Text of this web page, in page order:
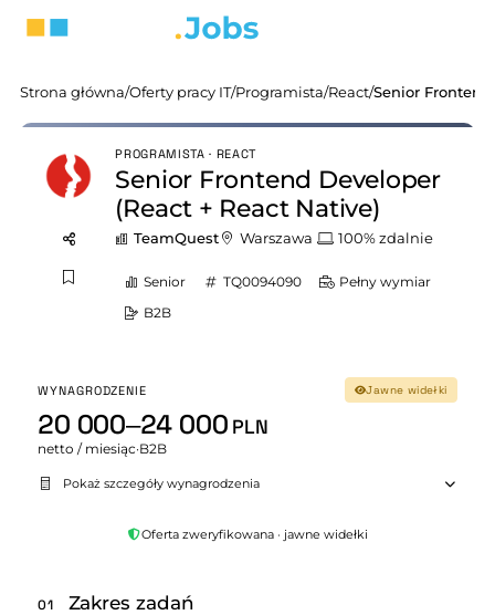
Strona główna/Oferty pracy IT/Programista/React/
PROGRAMISTA · REACT
Senior Frontend Developer
(React + React Native)
TeamQuest Warszawa 100% zdalnie
Senior TQ0094090
Pełny wymiar
B2B
WYNAGRODZENIE Jawne widełki
20 000–24 000 PLN
netto / miesiąc·B2B
Pokaż szczegóły wynagrodzenia
Oferta zweryfikowana · jawne widełki
01 Zakres zadań